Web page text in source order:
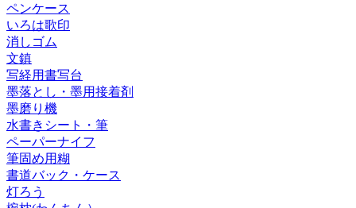
ペンケース
いろは歌印
消しゴム
文鎮
写経用書写台
墨落とし・墨用接着剤
墨磨り機
水書きシート・筆
ペーパーナイフ
筆固め用糊
書道バック・ケース
灯ろう